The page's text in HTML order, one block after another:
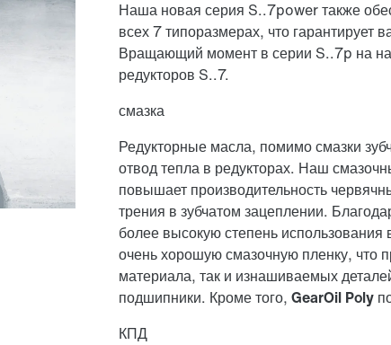
Наша новая серия S..7power также
всех 7 типоразмерах, что
Вращающий момент в серии S..7p на
редукторов S..7.
смазка
Редукторные масла, помимо смазки
отвод тепла в редукторах. Наш
повышает производительность
трения в зубчатом зацеплении.
более высокую степень
очень хорошую смазочную пленку, что
материала, так и изнашиваемых
подшипники. Кроме того,GearOil Poly
КПД